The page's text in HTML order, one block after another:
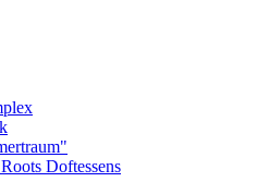
Doftessens